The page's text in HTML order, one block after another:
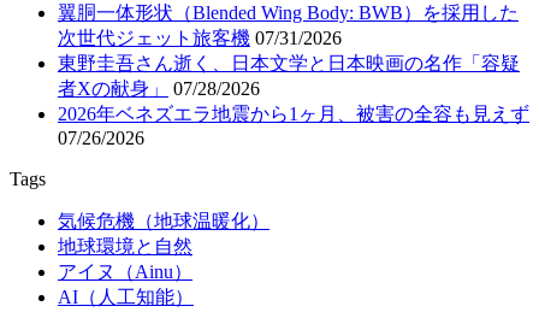
翼胴一体形状（Blended Wing Body: BWB）を採用した
次世代ジェット旅客機 07/31/2026
東野圭吾さん逝く、日本文学と日本映画の名作「容疑
者Xの献身」
07/28/2026
2026年ベネズエラ地震から1ヶ月、被害の全容も見えず
07/26/2026
Tags
気候危機（地球温暖化）
地球環境と自然
アイヌ（Ainu）
AI（人工知能）